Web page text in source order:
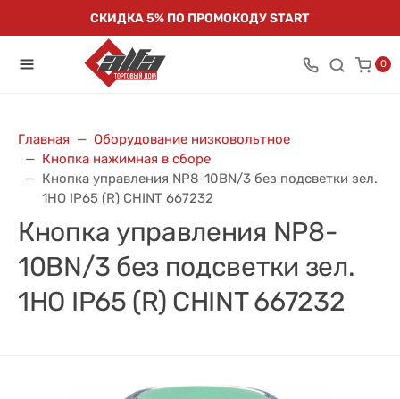
СКИДКА 5% ПО ПРОМОКОДУ START
0
Главная
Оборудование низковольтное
Кнопка нажимная в сборе
Кнопка управления NP8-10BN/3 без подсветки зел.
1НО IP65 (R) CHINT 667232
Кнопка управления NP8-
10BN/3 без подсветки зел.
1НО IP65 (R) CHINT 667232